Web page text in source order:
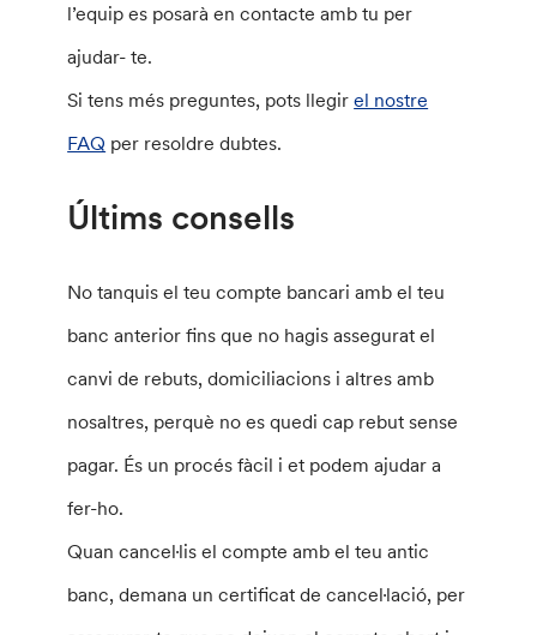
l’equip es posarà en contacte amb tu per
ajudar- te.
Si tens més preguntes, pots llegirel nostre
FAQ per resoldre dubtes.
Últims consells
No tanquis el teu compte bancari amb el teu
banc anterior fins que no hagis assegurat el
canvi de rebuts, domiciliacions i altres amb
nosaltres, perquè no es quedi cap rebut sense
pagar. És un procés fàcil i et podem ajudar a
fer-ho.
Quan cancel·lis el compte amb el teu antic
banc, demana un certificat de cancel·lació, per